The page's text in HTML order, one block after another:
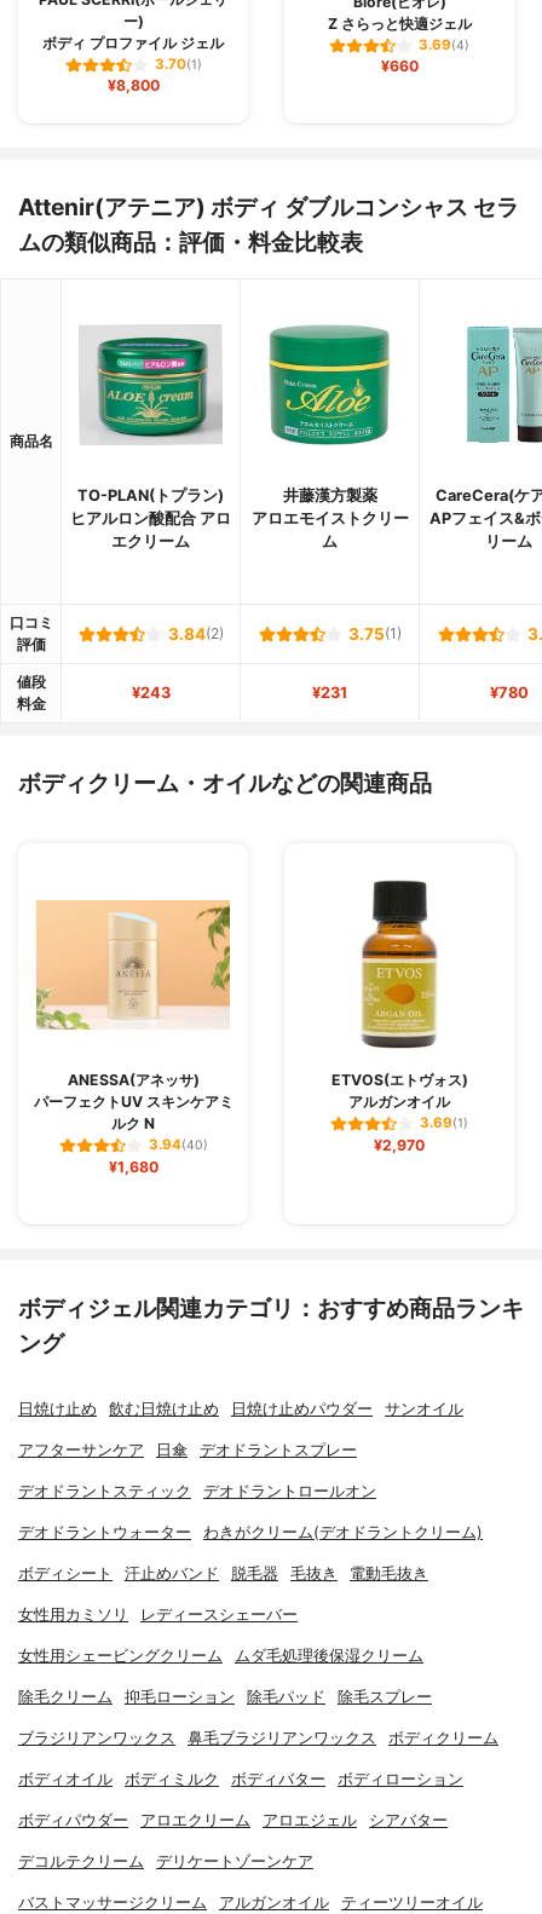
ー)
ボディ プロファイル ジェル
3.70(1)
¥8,800
Z さらっと快適ジェル
3.69(4)
¥660
Attenir(アテニア) ボディ ダブルコンシャス セラ
ムの類似商品：評価・料金比較表
商品名
TO-PLAN(トプラン)
ヒアルロン酸配合 アロ
エクリーム
井藤漢方製薬
アロエモイストクリー
ム
CareCera(ケ
APフェイス&
リーム
口コミ
評価
3.84(2) 3.75(1)
値段
料金
¥243 ¥231 ¥780
ボディクリーム・オイルなどの関連商品
ANESSA(アネッサ)
パーフェクトUV スキンケアミ
ルク N
3.94(40)
¥1,680
ETVOS(エトヴォス)
アルガンオイル
3.69(1)
¥2,970
ボディジェル関連カテゴリ：おすすめ商品ランキ
ング
日焼け止め 飲む日焼け止め 日焼け止めパウダー サンオイル
アフターサンケア 日傘 デオドラントスプレー
デオドラントスティック デオドラントロールオン
デオドラントウォーター わきがクリーム(デオドラントクリーム)
ボディシート 汗止めバンド 脱毛器 毛抜き 電動毛抜き
女性用カミソリ レディースシェーバー
女性用シェービングクリーム ムダ毛処理後保湿クリーム
除毛クリーム 抑毛ローション 除毛パッド 除毛スプレー
ブラジリアンワックス 鼻毛ブラジリアンワックス ボディクリーム
ボディオイル ボディミルク ボディバター ボディローション
ボディパウダー アロエクリーム アロエジェル シアバター
デコルテクリーム デリケートゾーンケア
バストマッサージクリーム アルガンオイル ティーツリーオイル